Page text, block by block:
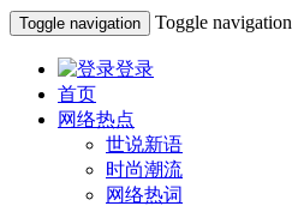
Toggle navigation Toggle navigation
登录
首页
网络热点
世说新语
时尚潮流
网络热词